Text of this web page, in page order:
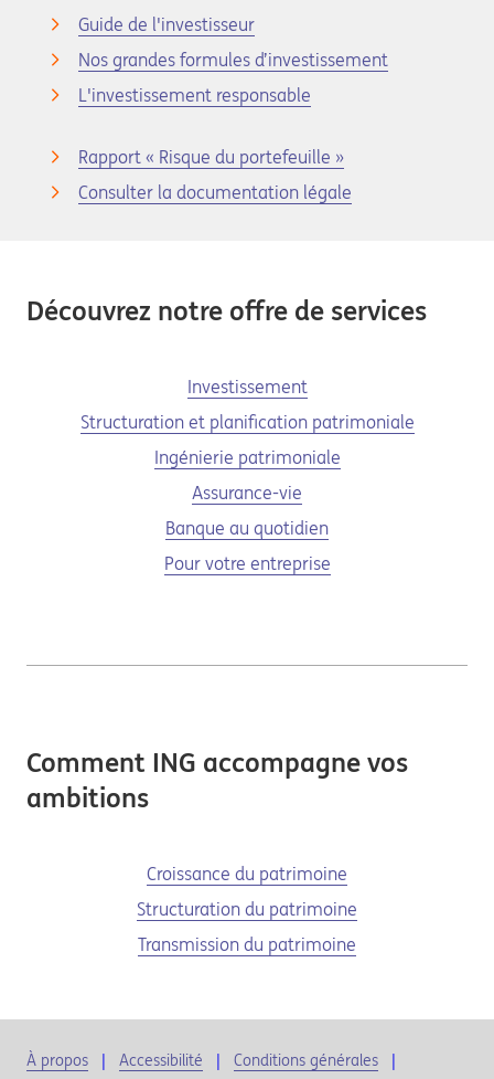
Guide de l'investisseur
Nos grandes formules d’investissement
L'investissement responsable
Rapport « Risque du portefeuille »
Consulter la documentation légale
Découvrez notre offre de services
Investissement
Structuration et planification patrimoniale
Ingénierie patrimoniale
Assurance-vie
Banque au quotidien
Pour votre entreprise
Comment ING accompagne vos
ambitions
Croissance du patrimoine
Structuration du patrimoine
Transmission du patrimoine
À propos Accessibilité
Conditions générales